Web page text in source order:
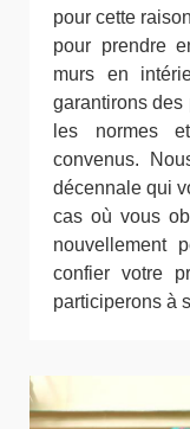
pour cette
pour prendre
murs en
garantirons des
les normes
convenus.
décennale qui
cas où vous
nouvellement
confier votre
participerons à